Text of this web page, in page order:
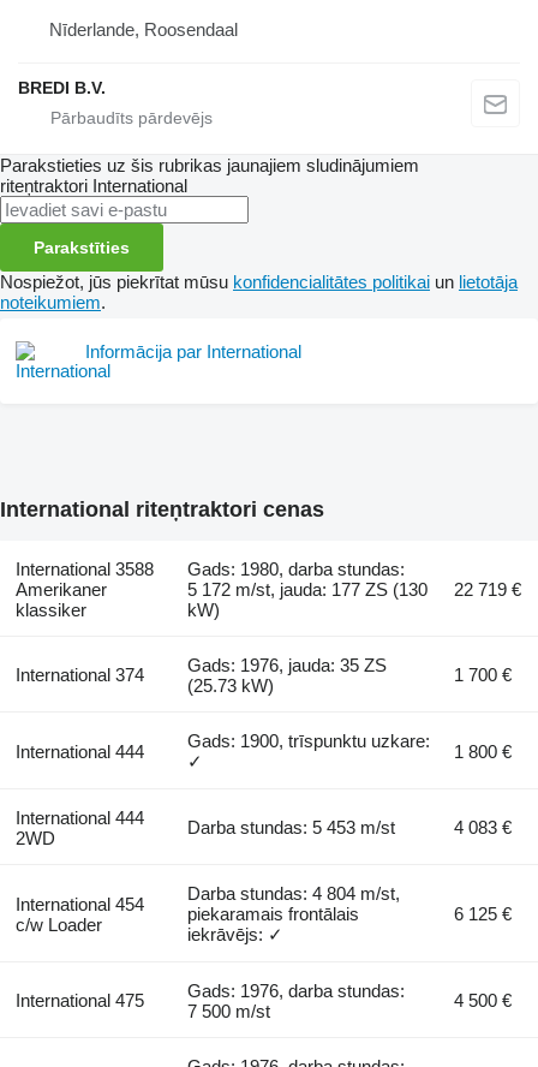
Nīderlande, Roosendaal
BREDI B.V.
Parakstieties uz šis rubrikas jaunajiem sludinājumiem
riteņtraktori International
Parakstīties
Nospiežot, jūs piekrītat mūsu konfidencialitātes politikai un lietotāja
noteikumiem.
Informācija par International
International riteņtraktori cenas
International 3588
Amerikaner
klassiker
Gads: 1980, darba stundas:
5 172 m/st, jauda: 177 ZS (130
kW)
22 719 €
International 374
Gads: 1976, jauda: 35 ZS
(25.73 kW)
1 700 €
International 444
Gads: 1900, trīspunktu uzkare:
✓
1 800 €
International 444
2WD
Darba stundas: 5 453 m/st 4 083 €
International 454
c/w Loader
Darba stundas: 4 804 m/st,
piekaramais frontālais
iekrāvējs: ✓
6 125 €
International 475
Gads: 1976, darba stundas:
7 500 m/st
4 500 €